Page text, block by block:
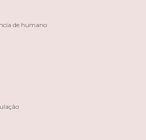
de humano